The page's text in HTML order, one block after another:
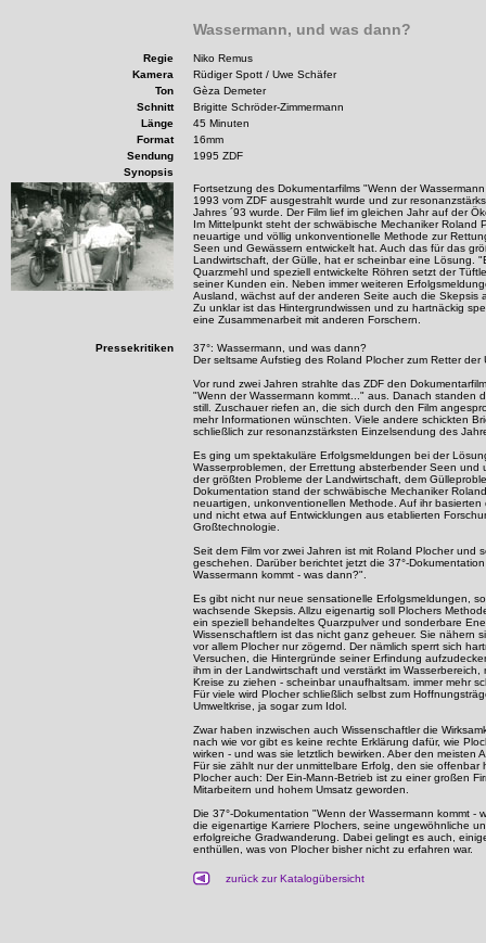
Wassermann, und was dann?
Regie
Niko Remus
Kamera
Rüdiger Spott / Uwe Schäfer
Ton
Gèza Demeter
Schnitt
Brigitte Schröder-Zimmermann
Länge
45 Minuten
Format
16mm
Sendung
1995 ZDF
Synopsis
Fortsetzung des Dokumentarfilms "Wenn der
1993 vom ZDF ausgestrahlt wurde und zur
Jahres ´93 wurde. Der Film lief im gleichen Jahr auf der
Im Mittelpunkt steht der schwäbische Mechaniker Roland
neuartige und völlig unkonventionelle Methode zur
Seen und Gewässern entwickelt hat. Auch das für das
Landwirtschaft, der Gülle, hat er scheinbar eine Lösung.
Quarzmehl und speziell entwickelte Röhren setzt der
seiner Kunden ein. Neben immer weiteren
Ausland, wächst auf der anderen Seite auch die Skepsis
Zu unklar ist das Hintergrundwissen und zu hartnäckig
eine Zusammenarbeit mit anderen Forschern.
Pressekritiken
37°: Wassermann, und was dann?
Der seltsame Aufstieg des Roland Plocher zum Retter der
Vor rund zwei Jahren strahlte das ZDF den
"Wenn der Wassermann kommt..." aus. Danach standen
still. Zuschauer riefen an, die sich durch den Film
mehr Informationen wünschten. Viele andere schickten
schließlich zur resonanzstärksten Einzelsendung des
Es ging um spektakuläre Erfolgsmeldungen bei der
Wasserproblemen, der Errettung absterbender Seen und
der größten Probleme der Landwirtschaft, dem
Dokumentation stand der schwäbische Mechaniker
neuartigen, unkonventionellen Methode. Auf ihr basierten
und nicht etwa auf Entwicklungen aus etablierten
Großtechnologie.
Seit dem Film vor zwei Jahren ist mit Roland Plocher und
geschehen. Darüber berichtet jetzt die 37°-
Wassermann kommt - was dann?".
Es gibt nicht nur neue sensationelle Erfolgsmeldungen,
wachsende Skepsis. Allzu eigenartig soll Plochers
ein speziell behandeltes Quarzpulver und sonderbare
Wissenschaftlern ist das nicht ganz geheuer. Sie nähern
vor allem Plocher nur zögernd. Der nämlich sperrt sich
Versuchen, die Hintergründe seiner Erfindung
ihm in der Landwirtschaft und verstärkt im Wasserbereich,
Kreise zu ziehen - scheinbar unaufhaltsam. immer mehr
Für viele wird Plocher schließlich selbst zum
Umweltkrise, ja sogar zum Idol.
Zwar haben inzwischen auch Wissenschaftler die
nach wie vor gibt es keine rechte Erklärung dafür, wie
wirken - und was sie letztlich bewirken. Aber den meisten
Für sie zählt nur der unmittelbare Erfolg, den sie offenbar
Plocher auch: Der Ein-Mann-Betrieb ist zu einer großen
Mitarbeitern und hohem Umsatz geworden.
Die 37°-Dokumentation "Wenn der Wassermann kommt -
die eigenartige Karriere Plochers, seine ungewöhnliche
erfolgreiche Gradwanderung. Dabei gelingt es auch,
enthüllen, was von Plocher bisher nicht zu erfahren war.
zurück zur Katalogübersicht